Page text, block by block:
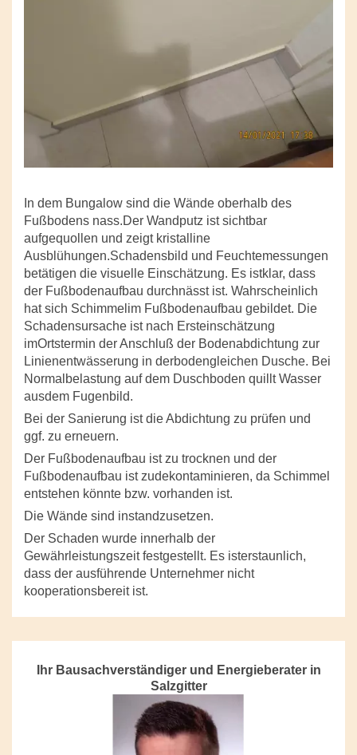
In dem Bungalow sind die Wände oberhalb des
Fußbodens nass.Der Wandputz ist sichtbar
aufgequollen und zeigt kristalline
Ausblühungen.Schadensbild und Feuchtemessungen
betätigen die visuelle Einschätzung. Es istklar, dass
der Fußbodenaufbau durchnässt ist. Wahrscheinlich
hat sich Schimmelim Fußbodenaufbau gebildet. Die
Schadensursache ist nach Ersteinschätzung
imOrtstermin der Anschluß der Bodenabdichtung zur
Linienentwässerung in derbodengleichen Dusche. Bei
Normalbelastung auf dem Duschboden quillt Wasser
ausdem Fugenbild.
Bei der Sanierung ist die Abdichtung zu prüfen und
ggf. zu erneuern.
Der Fußbodenaufbau ist zu trocknen und der
Fußbodenaufbau ist zudekontaminieren, da Schimmel
entstehen könnte bzw. vorhanden ist.
Die Wände sind instandzusetzen.
Der Schaden wurde innerhalb der
Gewährleistungszeit festgestellt. Es isterstaunlich,
dass der ausführende Unternehmer nicht
kooperationsbereit ist.
Ihr Bausachverständiger und Energieberater in
Salzgitter